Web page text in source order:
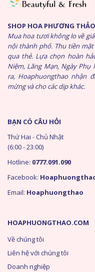
SHOP HOA PHƯƠNG
Mua hoa tươi không lo về
nội thành phố. Thu tiền
qua thẻ. Lựa chọn hoàn
Niệm, Lãng Mạn, Ngày Phụ
ra, Hoaphuongthao nhận
mừng và cho các dịp khác.
HOAPHUONGTHAO.COM
Về chúng tôi
Liên hệ với chúng tôi
Doanh nghiệp
BẠN CÓ CÂU HỎI
Thứ Hai - Chủ Nhật
(6:00 - 23:00)
Hotline: 0777.091.090
Facebook:
Email: Hoaphuongthao